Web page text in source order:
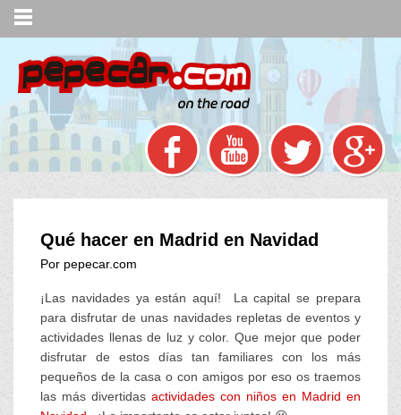
Qué hacer en Madrid en Navidad
Por pepecar.com
¡Las navidades ya están aquí! La capital se prepara
para disfrutar de unas navidades repletas de eventos y
actividades llenas de luz y color. Que mejor que poder
disfrutar de estos días tan familiares con los más
pequeños de la casa o con amigos por eso os traemos
las más divertidas actividades con niños en Madrid en